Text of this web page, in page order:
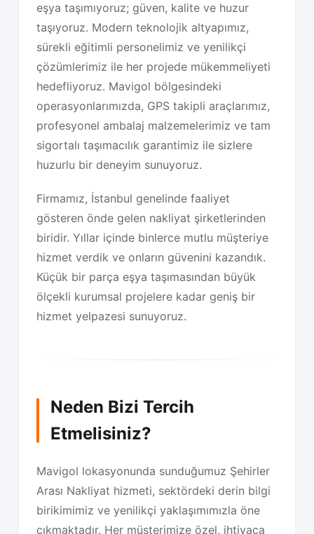
eşya taşımıyoruz; güven, kalite ve huzur
taşıyoruz. Modern teknolojik altyapımız,
sürekli eğitimli personelimiz ve yenilikçi
çözümlerimiz ile her projede mükemmeliyeti
hedefliyoruz. Mavigol bölgesindeki
operasyonlarımızda, GPS takipli araçlarımız,
profesyonel ambalaj malzemelerimiz ve tam
sigortalı taşımacılık garantimiz ile sizlere
huzurlu bir deneyim sunuyoruz.
Firmamız, İstanbul genelinde faaliyet
gösteren önde gelen nakliyat şirketlerinden
biridir. Yıllar içinde binlerce mutlu müşteriye
hizmet verdik ve onların güvenini kazandık.
Küçük bir parça eşya taşımasından büyük
ölçekli kurumsal projelere kadar geniş bir
hizmet yelpazesi sunuyoruz.
Neden Bizi Tercih
Etmelisiniz?
Mavigol lokasyonunda sunduğumuz Şehirler
Arası Nakliyat hizmeti, sektördeki derin bilgi
birikimimiz ve yenilikçi yaklaşımımızla öne
çıkmaktadır. Her müşterimize özel, ihtiyaca